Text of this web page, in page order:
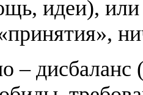
идеи),
– дисбаланс